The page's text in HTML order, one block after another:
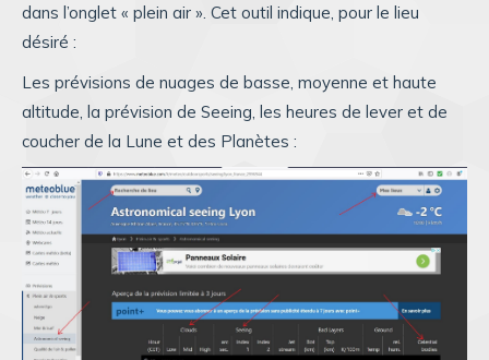
dans l’onglet « plein air ». Cet outil indique, pour le lieu
désiré :
Les prévisions de nuages de basse, moyenne et haute
altitude, la prévision de Seeing, les heures de lever et de
coucher de la Lune et des Planètes :